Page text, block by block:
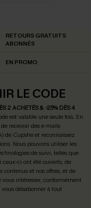
RETOURS GRATUITS
ABONNÉS
EN PROMO
LE CODE
2 ACHETÉS & -25% DÈS 4
est valable une seule fois. En
recevoir des e-mails
de Cupshe et reconnaissez
. Nous pouvons utiliser les
de suivi, telles que
ceux-ci ont été ouverts, de
contenus et nos offres, et de
intéresser, conformément
vous désabonner à tout